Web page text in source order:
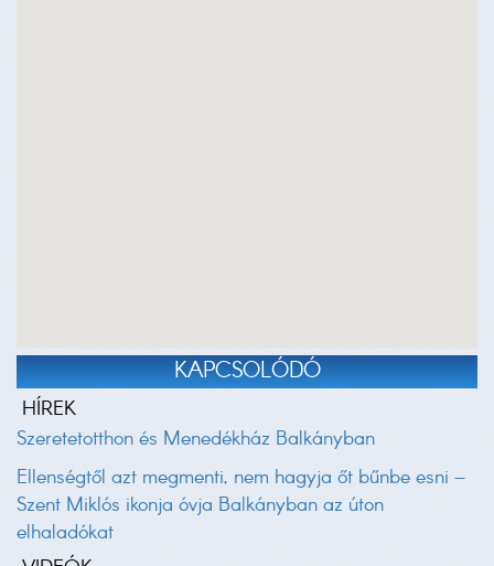
KAPCSOLÓDÓ
HÍREK
Szeretetotthon és Menedékház Balkányban
Ellenségtől azt megmenti, nem hagyja őt bűnbe esni –
Szent Miklós ikonja óvja Balkányban az úton
elhaladókat